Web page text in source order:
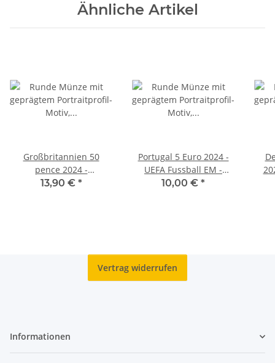
Ähnliche Artikel
Großbritannien 50
pence 2024 -
Dinosaurier -
13,90 € *
Portugal 5 Euro 2024 -
UEFA Fussball EM -
Cu/Ni unc.
10,00 € *
Vertrag widerrufen
Informationen